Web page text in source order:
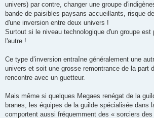
univers) par contre, changer une groupe
bande de paisibles paysans accueillants, risque
d'une inversion entre deux univers !
Surtout si le niveau technologique d'un groupe
l'autre !
Ce type d’inversion entraîne généralement une
univers et soit une grosse remontrance de la part
rencontre avec un guetteur.
Mais même si quelques Megaes renégat de la
branes, les équipes de la guilde spécialisée dans
comportent aussi fréquemment des « sorciers